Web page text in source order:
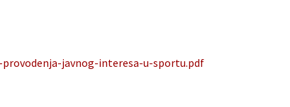
javnog-interesa-u-sportu.pdf